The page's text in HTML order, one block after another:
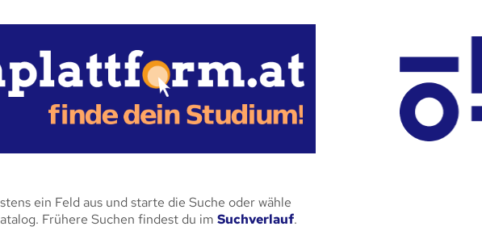
ein Feld aus und starte die Suche oder wähle
Frühere Suchen findest du im Suchverlauf.